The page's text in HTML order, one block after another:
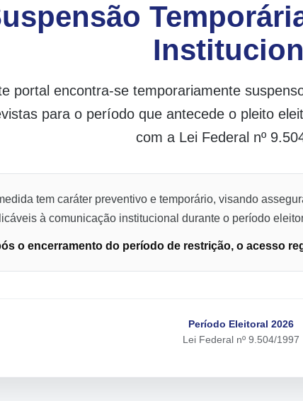
portal encontra-se temporariamente
para o período que antecede o pleito
com a Lei Federal nº
tem caráter preventivo e temporário, visando
à comunicação institucional durante o período
o encerramento do período de restrição, o acesso
Período Eleitoral 2026
Lei Federal nº 9.504/1997